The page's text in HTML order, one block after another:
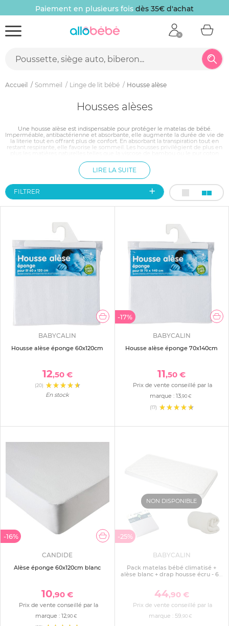
Paiement en plusieurs fois dès 35€ d'achat
Accueil Sommeil Linge de lit bébé Housse alèse
Housses alèses
Une housse alèse est indispensable pour protéger le matelas de bébé.
Imperméable, antibactérienne et absorbante, elle augmente la durée de vie de
la literie tout en offrant plus de confort. En absorbant la transpiration tout en
restant respirante, elle favorise le sommeil. Les housses privilégient de plus en
protections de matelas sont faciles à entretenir et sèchent rapidement.
LIRE LA SUITE
FILTRER
BABYCALIN
Housse alèse éponge 60x120cm
12,50 €
(20)
En stock
-17%
BABYCALIN
Housse alèse éponge 70x140cm
11,50 €
Prix de vente conseillé par la
marque : 13,90 €
(17)
-16%
CANDIDE
Alèse éponge 60x120cm blanc
10,90 €
Prix de vente conseillé par la
marque :12 ,90 €
NON DISPONIBLE
-25%
BABYCALIN
Pack matelas bébé climatisé +
alèse blanc + drap housse écru - 60
44,90 €
Prix de vente conseillé par la
marque : 59 ,90 €